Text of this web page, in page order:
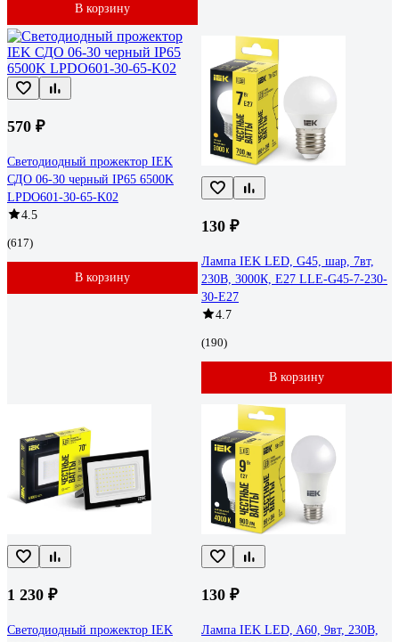
В корзину
570 ₽
Светодиодный прожектор IEK
СДО 06-30 черный IP65 6500K
LPDO601-30-65-K02
4.5
(617)
В корзину
130 ₽
Лампа IEK LED, G45, шар, 7вт,
230В, 3000К, E27 LLE-G45-7-230-
30-E27
4.7
(190)
В корзину
1 230 ₽
Светодиодный прожектор IEK
130 ₽
Лампа IEK LED, A60, 9вт, 230В,